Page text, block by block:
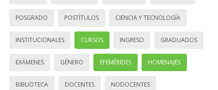
POSGRADO POSTÍTULOS CIENCIA Y TECNOLOGÍA
INSTITUCIONALES CURSOS INGRESO GRADUADOS
EXÁMENES GÉNERO EFEMÉRIDES HOMENAJES
BIBLIOTECA DOCENTES NODOCENTES